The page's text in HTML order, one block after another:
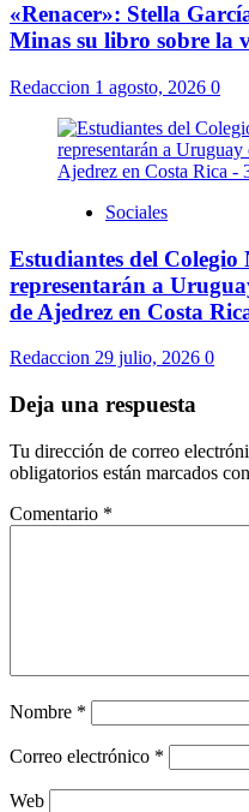
«Renacer»: Stella
Minas su libro sobre la
Redaccion 1 agosto, 2026 0
Sociales
Estudiantes del Colegio
representarán a
de Ajedrez en Costa
Redaccion 29 julio, 2026 0
Deja una respuesta
Tu dirección de correo
obligatorios están marcados con
Comentario *
Nombre *
Correo electrónico *
Web